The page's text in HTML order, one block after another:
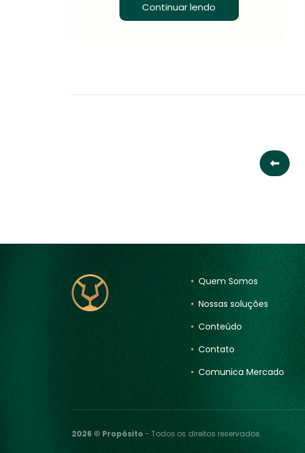
Continuar lendo
Quem Somos
Nossas soluções
Conteúdo
Contato
Comunica Mercado
2026 © Propósito- Todos os direitos reservados.